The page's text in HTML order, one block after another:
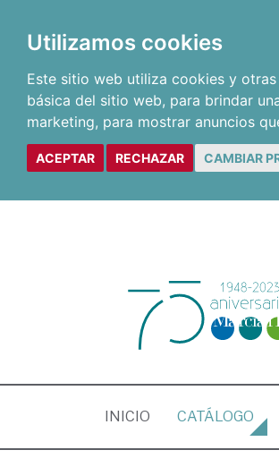
Utilizamos cookies
Este sitio web utiliza cookies y
básica del sitio web, para brindar
marketing, para mostrar anuncios
ACEPTAR RECHAZAR CAMBIAR
INICIO (CURRENT)
CATÁLOGO